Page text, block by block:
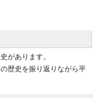
があります。
歴史を振り返りながら平